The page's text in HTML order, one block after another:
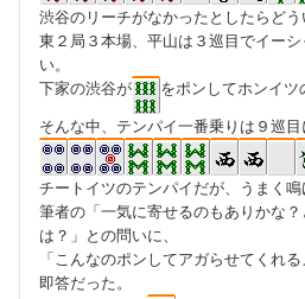
渋谷のリーチがなかったとしたらど
東２局３本場、平山は３巡目でイー
い。
下家の渋谷が
をポンしてホンイツ
そんな中、テンパイ一番乗りは９巡目
チートイツのテンパイだが、うまく鳴
筆者の「一気に寄せるのもありかな
は？」との問いに、
「こんなのポンしてアガらせてくれ
即答だった。